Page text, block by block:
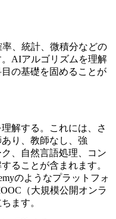
、統計、微積分などの
AIアルゴリズムを理解
の基礎を固めることが
解する。これには、さ
り、教師なし、強
、自然言語処理、コン
ることが含まれます。
のようなプラットフォ
（大規模公開オンラ
ます。